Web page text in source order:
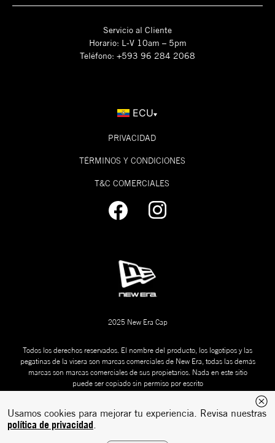
Usamos cookies para mejorar tu experiencia. Revisa nuestras
política de privacidad.
Servicio al Cliente
Horario: L-V 10am – 5pm
Teléfono: +593 96 284 2068
ECU
PRIVACIDAD
TÉRMINOS Y CONDICIONES
T&C COMERCIALES
2025 New Era Cap
Todos los derechos reservados. El nombre del producto, los logotipos y las
pegatinas de la visera son marcas comerciales de New Era, todas las demás
marcas son marcas comerciales de sus propietarios. Nada en este sitio
puede ser copiado sin permiso por escrito
Tecnología: